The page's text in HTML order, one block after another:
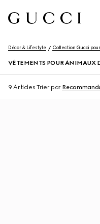
Décor & Lifestyle Collection Gucci
VÊTEMENTS POUR ANIMAUX
9 Articles Trier par